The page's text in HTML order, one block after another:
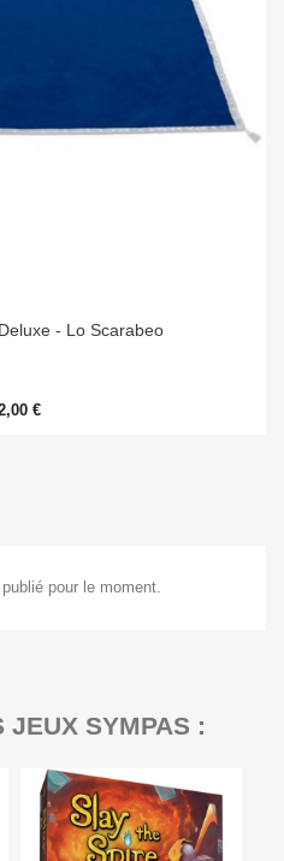
- Lo Scarabeo
€
pour le moment.
JEUX SYMPAS :